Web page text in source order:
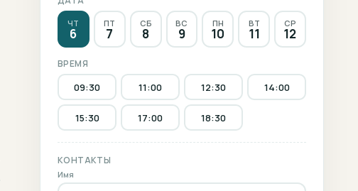
ЧТ
6
ПТ
7
СБ
8
ВС
9
ПН
10
ВТ
11
СР
12
ВРЕМЯ
09:30 11:00 12:30 14:00
15:30 17:00 18:30
КОНТАКТЫ
Имя